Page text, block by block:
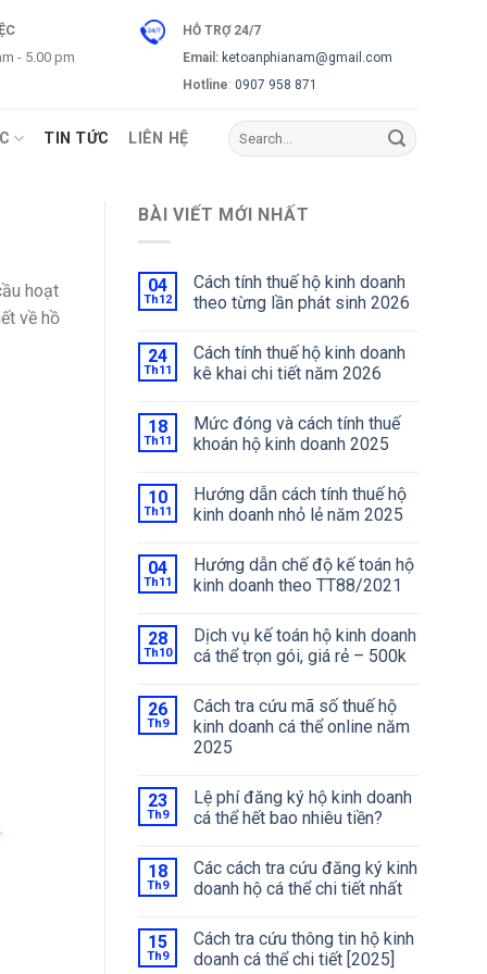
- 5.00 pm
HỖ TRỢ 24/7
Email: ketoanphianam@gmail.com
Hotline: 0907 958 871
TIN TỨC LIÊN HỆ
hoạt
về hồ
BÀI VIẾT MỚI NHẤT
04
Th12
Cách tính thuế hộ kinh doanh
theo từng lần phát sinh 2026
24
Th11
Cách tính thuế hộ kinh doanh
kê khai chi tiết năm 2026
18
Th11
Mức đóng và cách tính thuế
khoán hộ kinh doanh 2025
10
Th11
Hướng dẫn cách tính thuế hộ
kinh doanh nhỏ lẻ năm 2025
04
Th11
Hướng dẫn chế độ kế toán hộ
kinh doanh theo TT88/2021
28
Th10
Dịch vụ kế toán hộ kinh doanh
cá thể trọn gói, giá rẻ – 500k
26
Th9
Cách tra cứu mã số thuế hộ
kinh doanh cá thể online năm
2025
23
Th9
Lệ phí đăng ký hộ kinh doanh
cá thể hết bao nhiêu tiền?
18
Th9
Các cách tra cứu đăng ký kinh
doanh hộ cá thể chi tiết nhất
15
Th9
Cách tra cứu thông tin hộ kinh
doanh cá thể chi tiết [2025]